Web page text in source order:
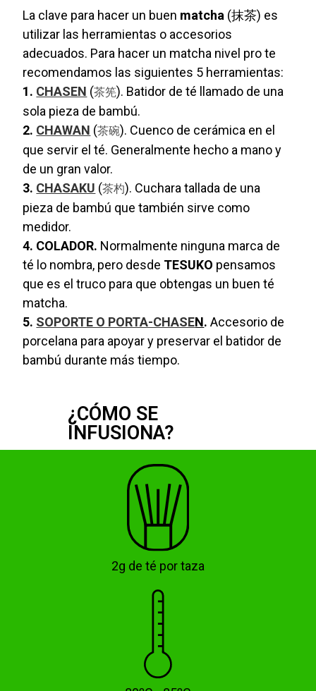
La clave para hacer un buen matcha (抹茶) es
utilizar las herramientas o accesorios
adecuados. Para hacer un matcha nivel pro te
recomendamos las siguientes 5 herramientas:
1. CHASEN (茶筅). Batidor de té llamado de una
sola pieza de bambú.
2. CHAWAN (茶碗). Cuenco de cerámica en el
que servir el té. Generalmente hecho a mano y
de un gran valor.
3. CHASAKU (茶杓). Cuchara tallada de una
pieza de bambú que también sirve como
medidor.
4. COLADOR. Normalmente ninguna marca de
té lo nombra, pero desde TESUKO pensamos
que es el truco para que obtengas un buen té
matcha.
5. SOPORTE O PORTA-CHASEN.Accesorio de
porcelana para apoyar y preservar el batidor de
bambú durante más tiempo.
¿CÓMO SE
INFUSIONA?
2g de té por taza